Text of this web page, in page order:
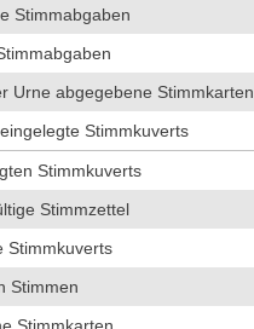
Stimmabgaben
Urne abgegebene Stimmkarten
Stimmkuverts
Stimmkuverts
Stimmzettel
Stimmkuverts
Stimmen
Stimmkarten